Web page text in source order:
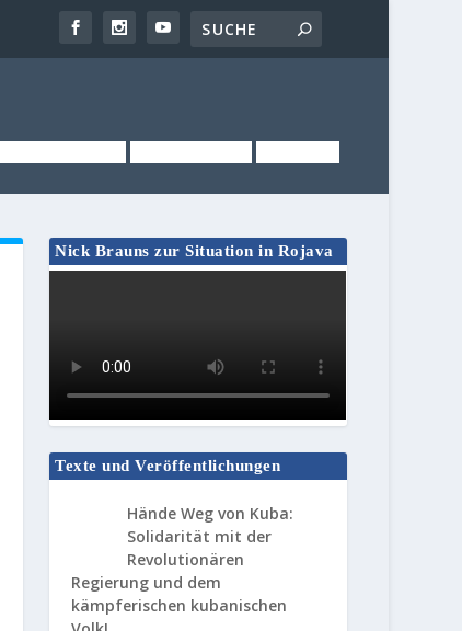
Nick Brauns zur Situation in Rojava
Texte und Veröffentlichungen
Hände Weg von Kuba:
Solidarität mit der
Revolutionären
Regierung und dem
kämpferischen kubanischen